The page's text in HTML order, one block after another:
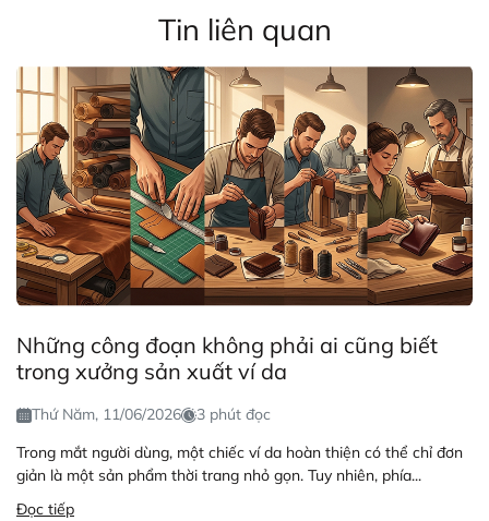
Tin liên quan
Những công đoạn không phải ai cũng biết
trong xưởng sản xuất ví da
Thứ Năm, 11/06/2026
3 phút đọc
Trong mắt người dùng, một chiếc ví da hoàn thiện có thể chỉ đơn
giản là một sản phẩm thời trang nhỏ gọn. Tuy nhiên, phía...
Đọc tiếp